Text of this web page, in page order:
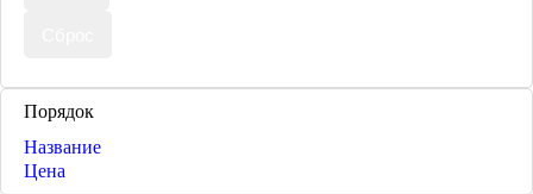
Порядок
Название
Цена